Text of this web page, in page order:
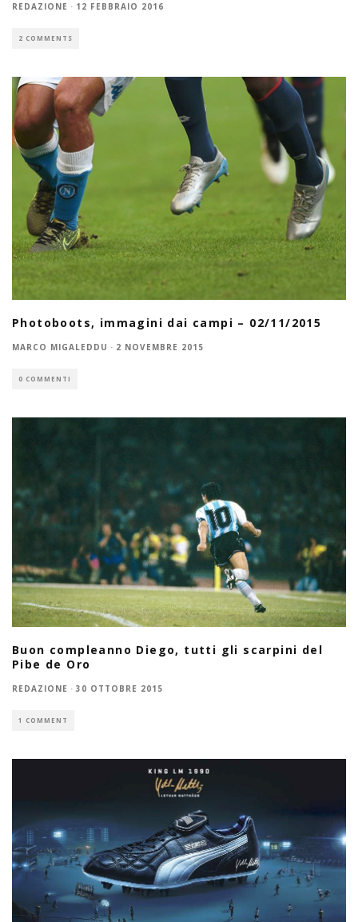
REDAZIONE · 12 FEBBRAIO 2016
2 COMMENTS
Photoboots, immagini dai campi – 02/11/2015
MARCO MIGALEDDU · 2 NOVEMBRE 2015
0 COMMENTI
Buon compleanno Diego, tutti gli scarpini del
Pibe de Oro
REDAZIONE · 30 OTTOBRE 2015
1 COMMENT